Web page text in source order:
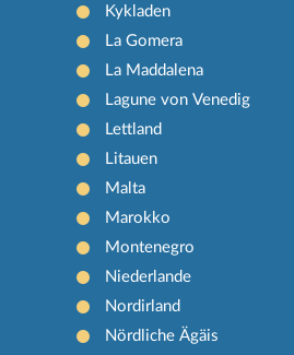
Kykladen
La Gomera
La Maddalena
Lagune von Venedig
Lettland
Litauen
Malta
Marokko
Montenegro
Niederlande
Nordirland
Nördliche Ägäis